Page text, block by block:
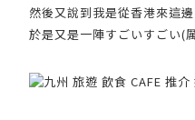
然後又說到我是從香港來這
於是又是一陣すごいすごい(